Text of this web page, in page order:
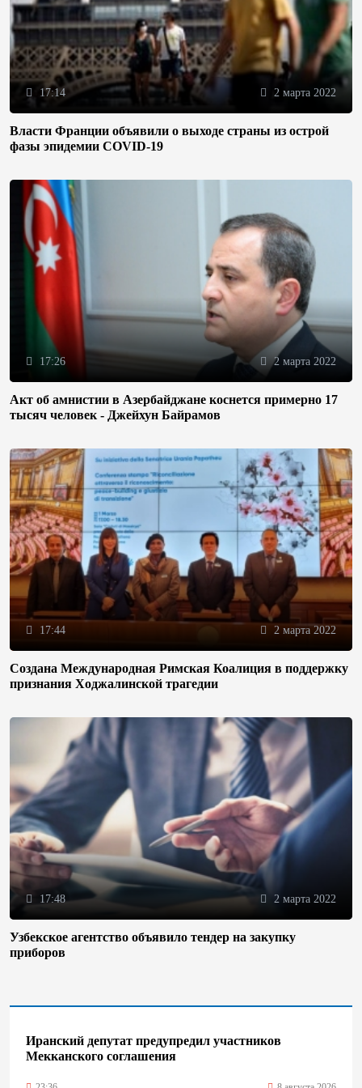
17:14 2 марта 2022
Власти Франции объявили о выходе страны из острой
фазы эпидемии COVID-19
17:26 2 марта 2022
Акт об амнистии в Азербайджане коснется примерно 17
тысяч человек - Джейхун Байрамов
17:44 2 марта 2022
Создана Международная Римская Коалиция в поддержку
признания Ходжалинской трагедии
17:48 2 марта 2022
Узбекское агентство объявило тендер на закупку
приборов
Иранский депутат предупредил участников
Мекканского соглашения